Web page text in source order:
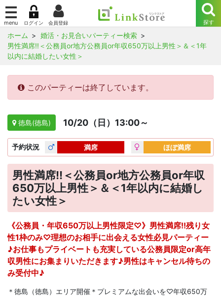
ホーム
婚活・お見合いパーティー検索
男性満席!!＜公務員or地方公務員or年収650万以上男性＞＆＜1年
以内に結婚したい女性＞
このパーティーは終了しています。
徳島(徳島) 10/20（日）13:00～
予約状況 満席 ほぼ満席
男性満席!!＜公務員or地方公務員or年収
650万以上男性＞＆＜1年以内に結婚し
たい女性＞
《公務員・年収650万以上男性限定♡》男性満席!!残り女
性1枠のみ♡理想のお相手に出会える女性必見パーティー
♪お仕事もプライベートも充実している公務員限定or高年
収男性にお集まりいただきます♪男性はキャンセル待ちの
み受付中♪
＊徳島（徳島）エリア開催＊プレミアムな出会いを♡年収650万